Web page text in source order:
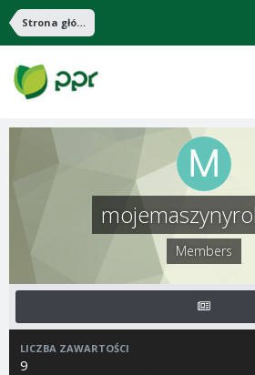
Strona główna
Members
LICZBA ZAWARTOŚCI
9